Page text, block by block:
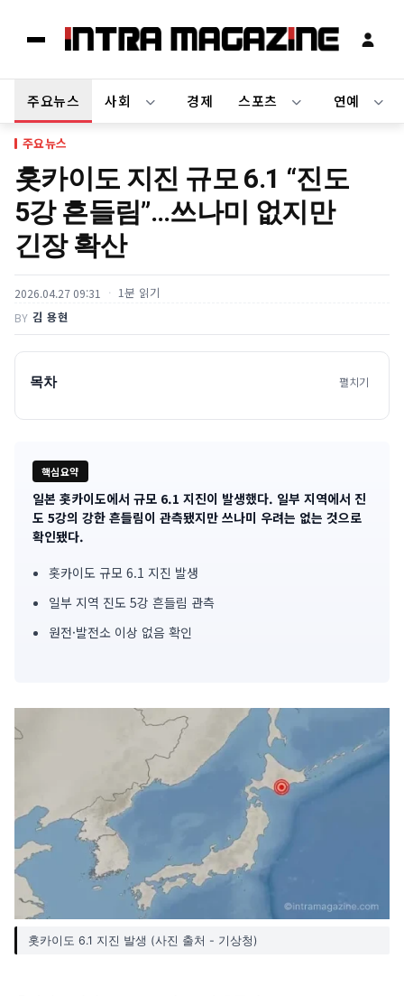
주요뉴스 사회 경제 스포츠 연예
주요뉴스
홋카이도 지진 규모 6.1 “진도
5강 흔들림”…쓰나미 없지만
긴장 확산
2026.04.27 09:31 1분 읽기
BY 김 용현
목차 펼치기
핵심요약
기
사
핵
심
일본 홋카이도에서 규모 6.1 지진이 발생했다. 일부 지역에서 진
도 5강의 강한 흔들림이 관측됐지만 쓰나미 우려는 없는 것으로
확인됐다.
홋카이도 규모 6.1 지진 발생
일부 지역 진도 5강 흔들림 관측
원전·발전소 이상 없음 확인
홋카이도 6.1 지진 발생 (사진 출처 - 기상청)